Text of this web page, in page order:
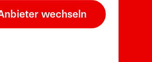
wechseln